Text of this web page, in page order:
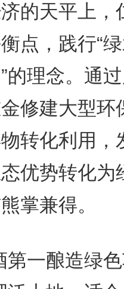
天平上，
点，践行“
的理念。通
修建大型环
转化利用，
优势转化为
掌兼得。
一酿造绿